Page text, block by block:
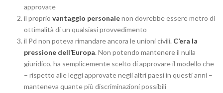
approvate
il proprio vantaggio personalenon dovrebbe essere metro di
ottimalità di un qualsiasi provvedimento
il Pd non poteva rimandare ancora le unioni civili. C’era la
pressione dell’Europa. Non potendo mantenere il nulla
giuridico, ha semplicemente scelto di approvare il modello che
– rispetto alle leggi approvate negli altri paesi in questi anni –
manteneva quante più discriminazioni possibili